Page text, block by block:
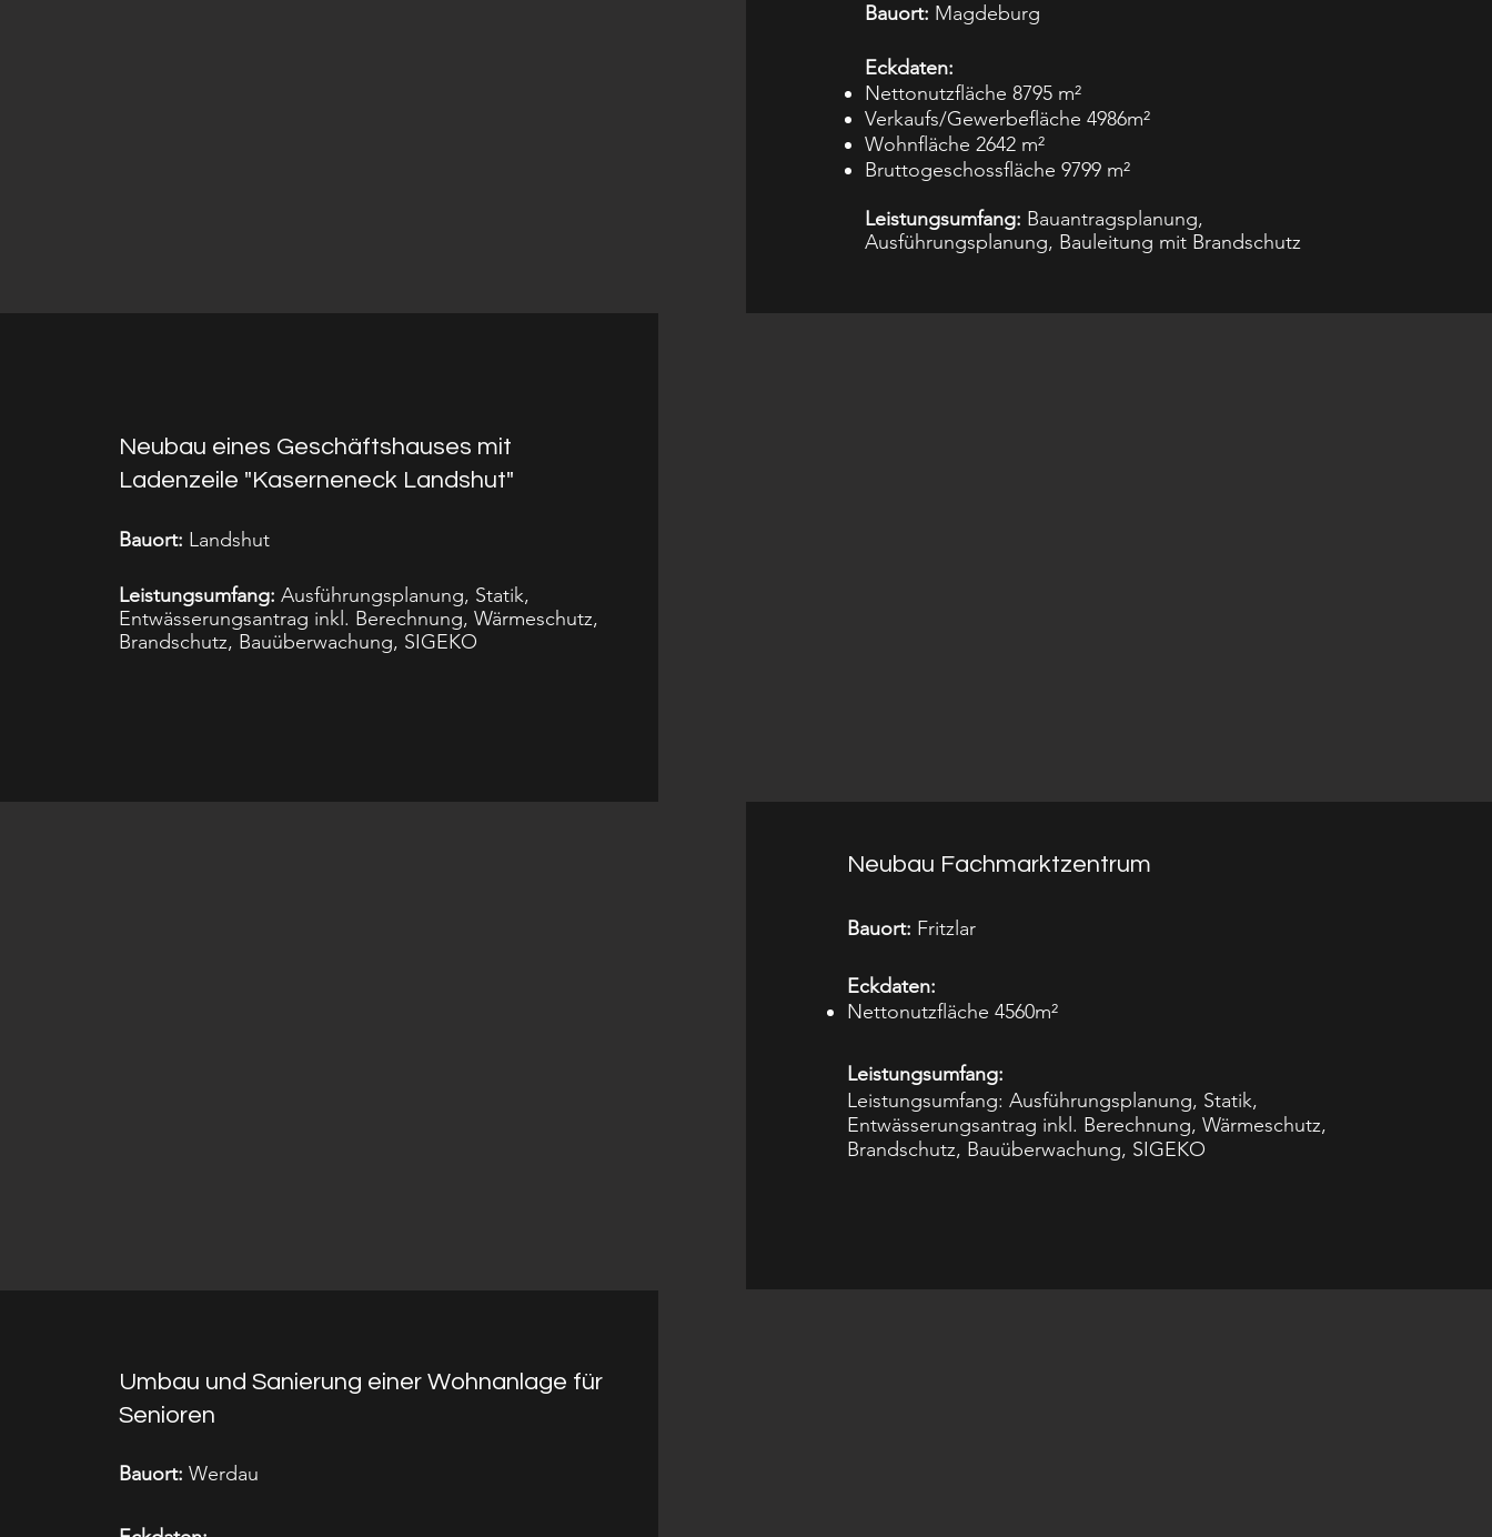
Bauort: Magdeburg
Eckdaten:
Nettonutzfläche 8795 m²
Verkaufs/Gewerbefläche 4986m²
Wohnfläche 2642 m²
Bruttogeschossfläche 9799 m²
Leistungsumfang: Bauantragsplanung,
Ausführungsplanung, Bauleitung mit Brandschutz
Neubau eines Geschäftshauses mit
Ladenzeile "Kaserneneck Landshut"
Bauort: Landshut
Leistungsumfang: Ausführungsplanung, Statik,
Entwässerungsantrag inkl. Berechnung, Wärmeschutz,
Brandschutz, Bauüberwachung, SIGEKO
Neubau Fachmarktzentrum
Bauort: Fritzlar
Eckdaten:
Nettonutzfläche 4560m²
Leistungsumfang:
Leistungsumfang: Ausführungsplanung, Statik,
Entwässerungsantrag inkl. Berechnung, Wärmeschutz,
Brandschutz, Bauüberwachung, SIGEKO
Umbau und Sanierung einer Wohnanlage für
Senioren
Bauort: Werdau